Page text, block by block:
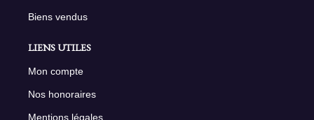
Biens vendus
LIENS UTILES
Mon compte
Nos honoraires
Mentions légales